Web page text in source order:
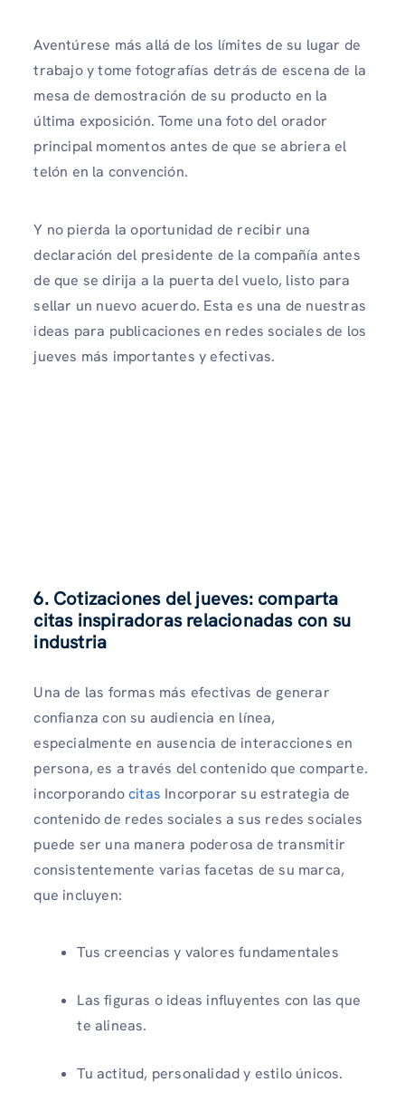
Aventúrese más allá de los límites de su lugar de
trabajo y tome fotografías detrás de escena de la
mesa de demostración de su producto en la
última exposición. Tome una foto del orador
principal momentos antes de que se abriera el
telón en la convención.
Y no pierda la oportunidad de recibir una
declaración del presidente de la compañía antes
de que se dirija a la puerta del vuelo, listo para
sellar un nuevo acuerdo. Esta es una de nuestras
ideas para publicaciones en redes sociales de los
jueves más importantes y efectivas.
6. Cotizaciones del jueves: comparta
citas inspiradoras relacionadas con su
industria
Una de las formas más efectivas de generar
confianza con su audiencia en línea,
especialmente en ausencia de interacciones en
persona, es a través del contenido que comparte.
incorporandocitas Incorporar su estrategia de
contenido de redes sociales a sus redes sociales
puede ser una manera poderosa de transmitir
consistentemente varias facetas de su marca,
que incluyen:
Tus creencias y valores fundamentales
Las figuras o ideas influyentes con las que
te alineas.
Tu actitud, personalidad y estilo únicos.